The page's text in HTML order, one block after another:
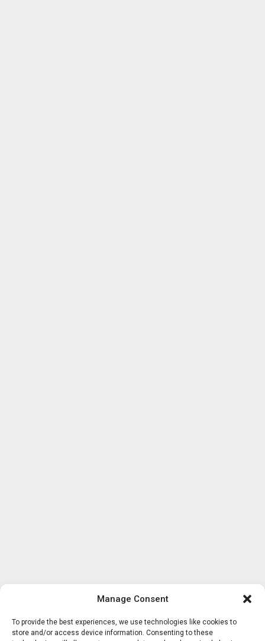
Manage Consent
To provide the best experiences, we use technologies like cookies to
store and/or access device information. Consenting to these